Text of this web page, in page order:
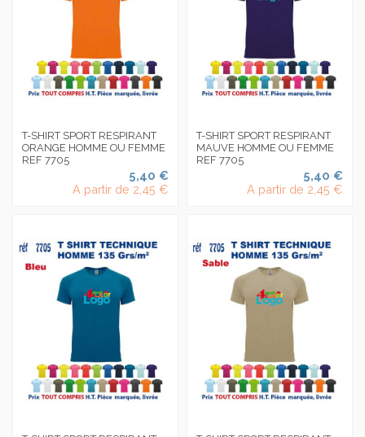
T-SHIRT SPORT RESPIRANT
ORANGE HOMME OU FEMME
REF 7705
5,40 €
A partir de 2,45 €
T-SHIRT SPORT RESPIRANT
MAUVE HOMME OU FEMME
REF 7705
5,40 €
A partir de 2,45 €